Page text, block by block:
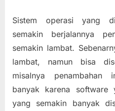
Sistem operasi yang
semakin berjalannya
semakin lambat.
lambat, namun bisa
misalnya penambahan
banyak karena software
yang semakin banyak